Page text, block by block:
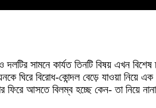
সামনে কার্যত তিনটি বিষয় এখন বিশেষ
ঘিরে বিরোধ-কোন্দল বেড়ে যাওয়া নিয়ে
ফিরে আসতে বিলম্ব হচ্ছে কেন- তা নিয়ে